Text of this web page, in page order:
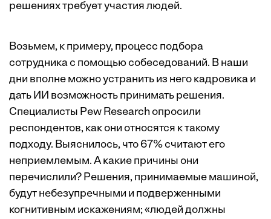
решениях требует участия людей.
Возьмем, к примеру, процесс подбора
сотрудника с помощью собеседований. В наши
дни вполне можно устранить из него кадровика и
дать ИИ возможность принимать решения.
Специалисты Pew Researchопросили
респондентов, как они относятся к такому
подходу. Выяснилось, что 67% считают его
неприемлемым. А какие причины они
перечислили? Решения, принимаемые машиной,
будут небезупречными и подверженными
когнитивным искажениям; «людей должны